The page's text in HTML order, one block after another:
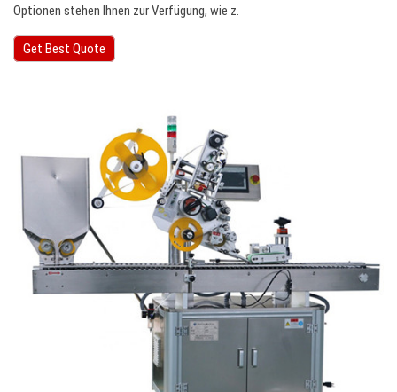
Optionen stehen Ihnen zur Verfügung, wie z.
Get Best Quote